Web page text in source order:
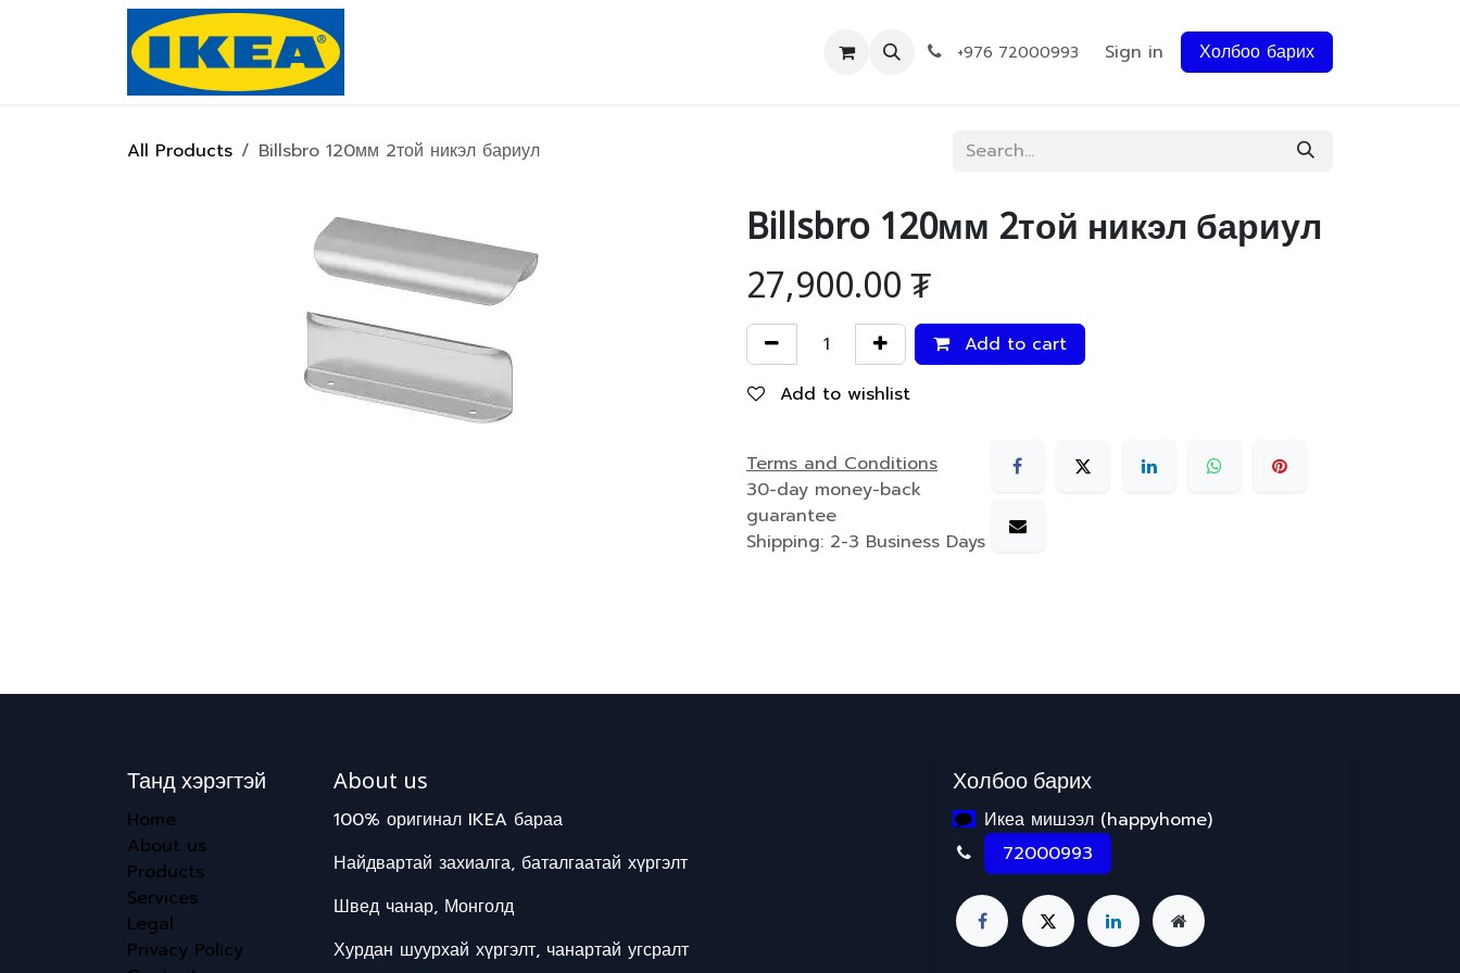
Skip to Content
+976 72000993 Sign in Холбоо барих
All Products Billsbro 120мм 2той никэл бариул
Billsbro 120мм 2той никэл бариул
27,900.00₮
Add to cart
Add to wishlist
Terms and Conditions
30-day money-back
guarantee
Shipping: 2-3 Business Days
Танд хэрэгтэй
Home
About us
Products
Services
Legal
Privacy Policy
About us
100% оригинал IKEA бараа
Найдвартай захиалга, баталгаатай хүргэлт
Швед чанар, Монголд
Хурдан шуурхай хүргэлт, чанартай угсралт
Холбоо барих
Икеа мишээл (happyhome)
72000993